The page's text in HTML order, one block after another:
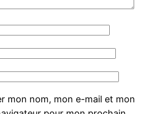
mon nom, mon e-mail et mon